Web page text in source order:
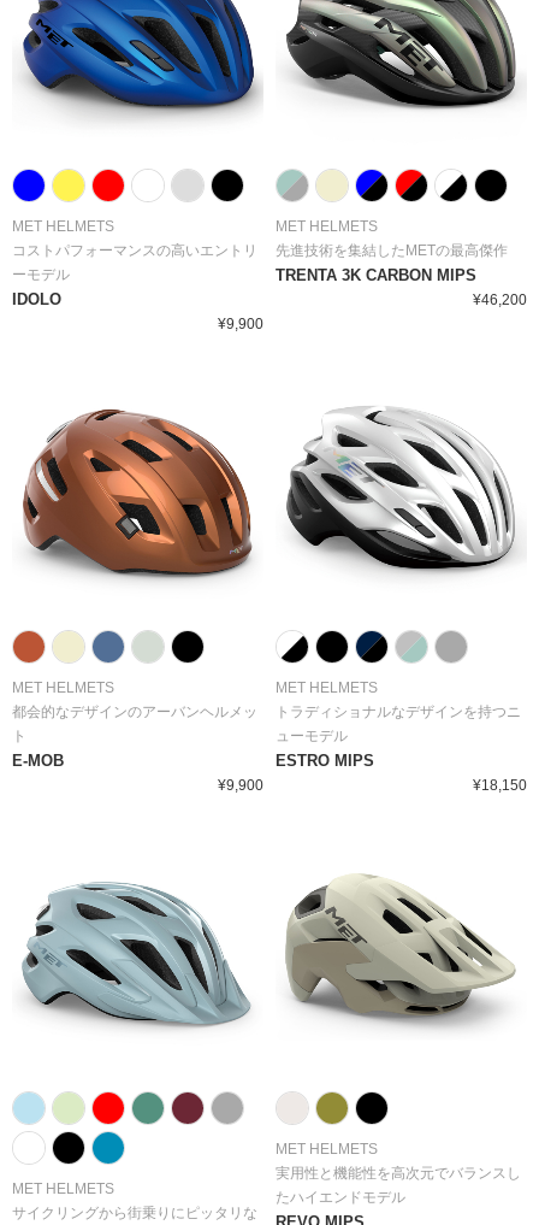
MET HELMETS
コストパフォーマンスの高いエントリ
ーモデル
IDOLO
¥9,900
MET HELMETS
先進技術を集結したMETの最高傑作
TRENTA 3K CARBON MIPS
¥46,200
MET HELMETS
都会的なデザインのアーバンヘルメッ
ト
E-MOB
¥9,900
MET HELMETS
トラディショナルなデザインを持つニ
ューモデル
ESTRO MIPS
¥18,150
MET HELMETS
サイクリングから街乗りにピッタリな
MET HELMETS
実用性と機能性を高次元でバランスし
たハイエンドモデル